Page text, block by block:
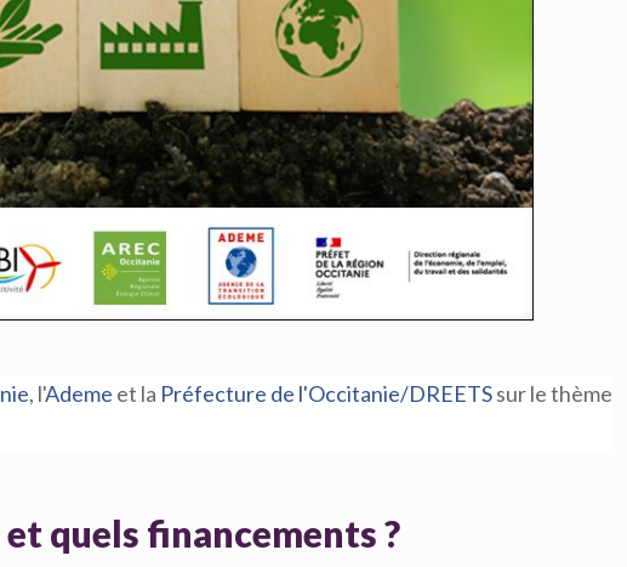
, l'Ademe et la Préfecture de l'Occitanie/DREETSsur le thème
quels financements ?